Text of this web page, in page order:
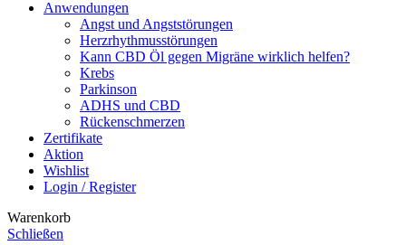
Anwendungen
Angst und Angststörungen
Herzrhythmusstörungen
Kann CBD Öl gegen Migräne wirklich helfen?
Krebs
Parkinson
ADHS und CBD
Rückenschmerzen
Zertifikate
Aktion
Wishlist
Login / Register
Warenkorb
Schließen